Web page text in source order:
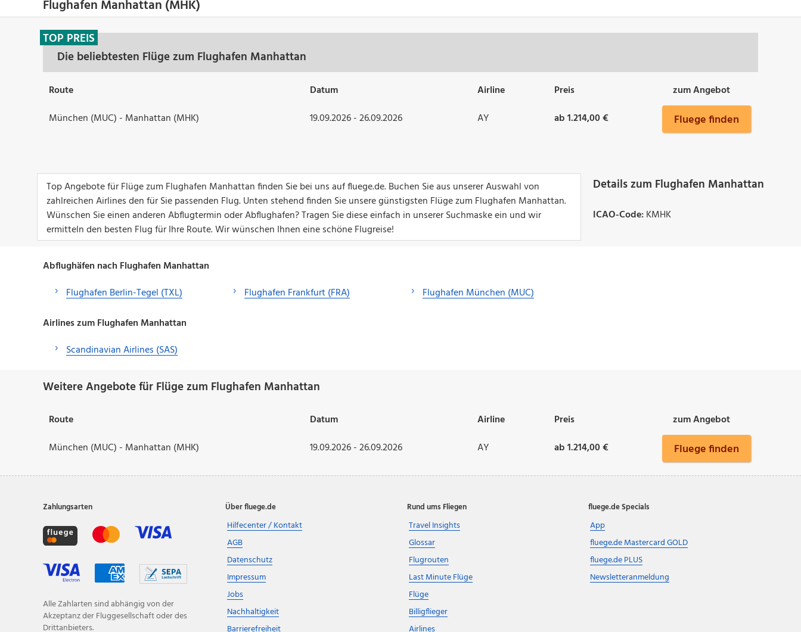
Flughafen Manhattan (MHK)
Die beliebtesten Flüge zum Flughafen Manhattan
TOP PREIS
Route Datum Airline Preis
zum Angebot
München (MUC) - Manhattan (MHK)
19.09.2026 - 26.09.2026 AY ab 1.214,00 € Fluege finden
Top Angebote für Flüge zum Flughafen Manhattan finden Sie bei uns auf fluege.de. Buchen Sie aus unserer Auswahl von
zahlreichen Airlines den für Sie passenden Flug. Unten stehend finden Sie unsere günstigsten Flüge zum Flughafen Manhattan.
Wünschen Sie einen anderen Abflugtermin oder Abflughafen? Tragen Sie diese einfach in unserer Suchmaske ein und wir
ermitteln den besten Flug für Ihre Route. Wir wünschen Ihnen eine schöne Flugreise!
Details zum Flughafen Manhattan
ICAO-Code:KMHK
Abflughäfen nach Flughafen Manhattan
Flughafen Berlin-Tegel (TXL)
Flughafen Frankfurt (FRA)
Flughafen München (MUC)
Airlines zum Flughafen Manhattan
Scandinavian Airlines (SAS)
Weitere Angebote für Flüge zum Flughafen Manhattan
Route Datum Airline Preis
zum Angebot
München (MUC) - Manhattan (MHK)
19.09.2026 - 26.09.2026 AY ab 1.214,00 € Fluege finden